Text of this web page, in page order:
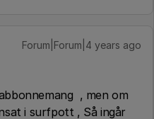
Forum|Forum|4 years ago
, men om
i surfpott , Så ingår